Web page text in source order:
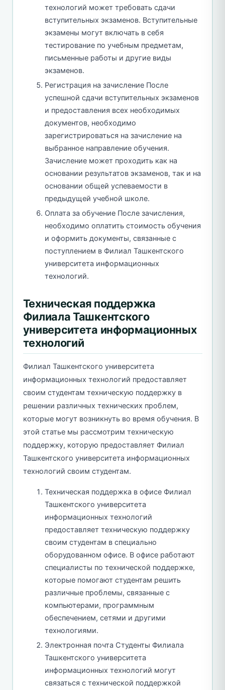
технологий может требовать сдачи
вступительных экзаменов. Вступительные
экзамены могут включать в себя
тестирование по учебным предметам,
письменные работы и другие виды
экзаменов.
Регистрация на зачисление После
успешной сдачи вступительных экзаменов
и предоставления всех необходимых
документов, необходимо
зарегистрироваться на зачисление на
выбранное направление обучения.
Зачисление может проходить как на
основании результатов экзаменов, так и на
основании общей успеваемости в
предыдущей учебной школе.
Оплата за обучение После зачисления,
необходимо оплатить стоимость обучения
и оформить документы, связанные с
поступлением в Филиал Ташкентского
университета информационных
технологий.
Техническая поддержка
Филиала Ташкентского
университета информационных
технологий
Филиал Ташкентского университета
информационных технологий предоставляет
своим студентам техническую поддержку в
решении различных технических проблем,
которые могут возникнуть во время обучения. В
этой статье мы рассмотрим техническую
поддержку, которую предоставляет Филиал
Ташкентского университета информационных
технологий своим студентам.
Техническая поддержка в офисе Филиал
Ташкентского университета
информационных технологий
предоставляет техническую поддержку
своим студентам в специально
оборудованном офисе. В офисе работают
специалисты по технической поддержке,
которые помогают студентам решить
различные проблемы, связанные с
компьютерами, программным
обеспечением, сетями и другими
технологиями.
Электронная почта Студенты Филиала
Ташкентского университета
информационных технологий могут
связаться с технической поддержкой